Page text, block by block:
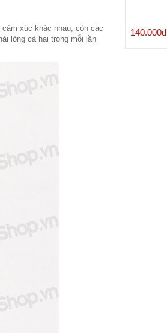
xúc khác nhau, còn các
lòng cả hai trong mỗi lần
140.000đ